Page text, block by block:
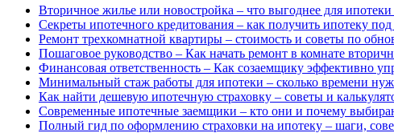
Вторичное жилье или новостройка – что выгоднее для ипотеки
Секреты ипотечного кредитования – как получить ипотеку
Ремонт трехкомнатной квартиры – стоимость и советы по
Пошаговое руководство – Как начать ремонт в комнате
Финансовая ответственность – Как созаемщику эффективно
Минимальный стаж работы для ипотеки – сколько времени
Как найти дешевую ипотечную страховку – советы и
Современные ипотечные заемщики – кто они и почему
Полный гид по оформлению страховки на ипотеку – шаги,